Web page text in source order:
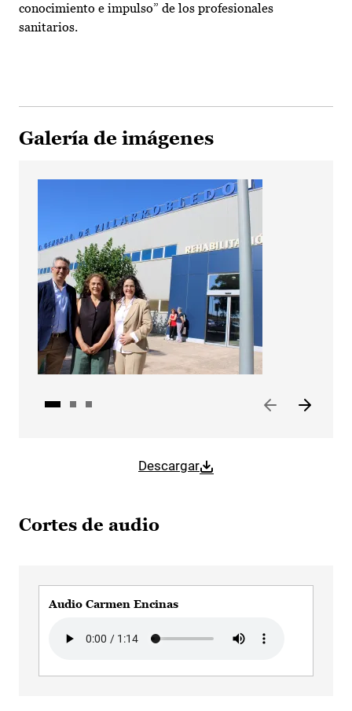
conocimiento e impulso” de los profesionales
sanitarios.
Galería de imágenes
Descargar
Cortes de audio
Audio Carmen Encinas